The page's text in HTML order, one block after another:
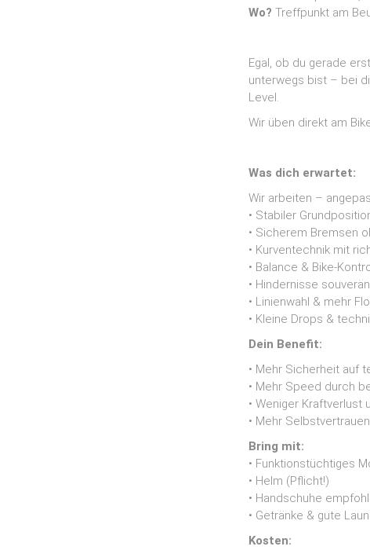
Wo? Treffpunkt am
Egal, ob du gerade
unterwegs bist – bei
Level.
Wir üben direkt am
Was dich erwartet:
Wir arbeiten –
• Stabiler
• Sicherem Bremsen
• Kurventechnik mit
• Balance & Bike-
• Hindernisse
• Linienwahl & mehr
• Kleine Drops &
Dein Benefit:
• Mehr Sicherheit auf
• Mehr Speed durch
• Weniger Kraftverlust
• Mehr
Bring mit:
• Funktionstüchtiges
• Helm (Pflicht!)
• Handschuhe
• Getränke & gute
Kosten: